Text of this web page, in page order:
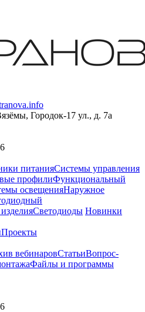
Городок-17 ул., д. 7а
питанияСистемы управления
профилиФункциональный
освещенияНаружное
Светодиоды Новинки
Проекты
вебинаровСтатьиВопрос-
Файлы и программы